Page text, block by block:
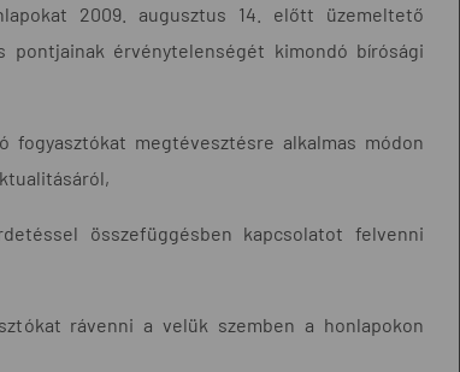
2009. augusztus 14. előtt üzemeltető
pontjainak érvénytelenségét kimondó bírósági
fogyasztókat megtévesztésre alkalmas módon
összefüggésben kapcsolatot felvenni
rávenni a velük szemben a honlapokon